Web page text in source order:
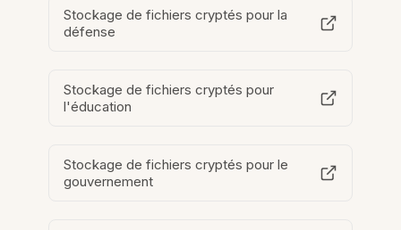
Stockage de fichiers cryptés pour la
défense
Stockage de fichiers cryptés pour
l'éducation
Stockage de fichiers cryptés pour le
gouvernement